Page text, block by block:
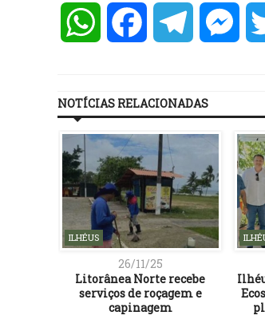
WhatsAppFacebookTelegram
NOTÍCIAS RELACIONADAS
ILHÉUS
26/11/25
Litorânea Norte recebe
serviços de roçagem e
capinagem